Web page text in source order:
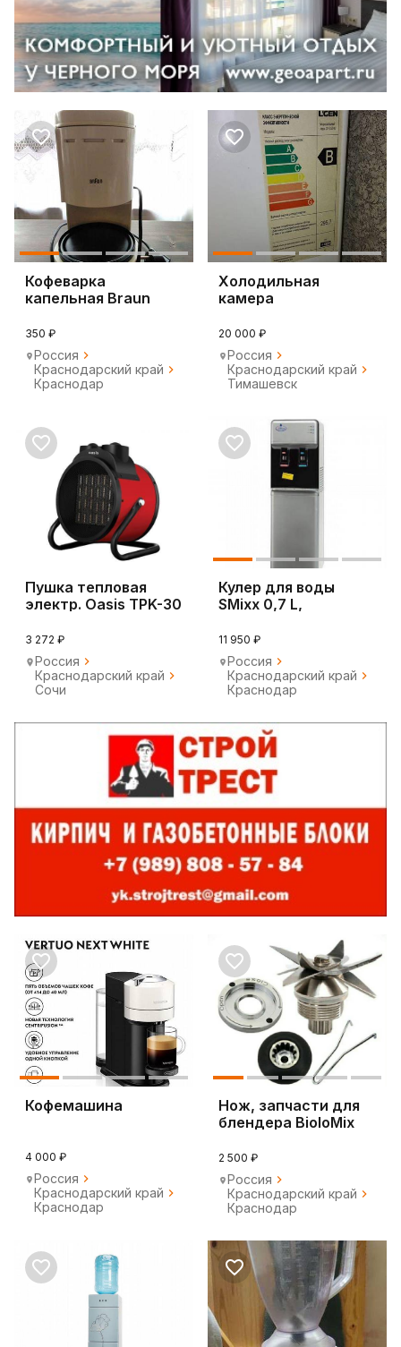
Кофеварка
капельная Braun
350 ₽
Россия
Краснодарский край
Краснодар
Холодильная
камера
20 000 ₽
Россия
Краснодарский край
Тимашевск
Пушка тепловая
электр. Oasis TPK-30
3 272 ₽
Россия
Краснодарский край
Сочи
Кулер для воды
SMixx 0,7 L,
11 950 ₽
Россия
Краснодарский край
Краснодар
Кофемашина
4 000 ₽
Россия
Краснодарский край
Краснодар
Нож, запчасти для
блендера BioloMix
2 500 ₽
Россия
Краснодарский край
Краснодар